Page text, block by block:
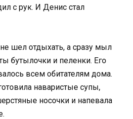
с рук. И Денис стал
шел отдыхать, а сразу мыл
бутылочки и пеленки. Его
всем обитателям дома.
наваристые супы,
носочки и напевала